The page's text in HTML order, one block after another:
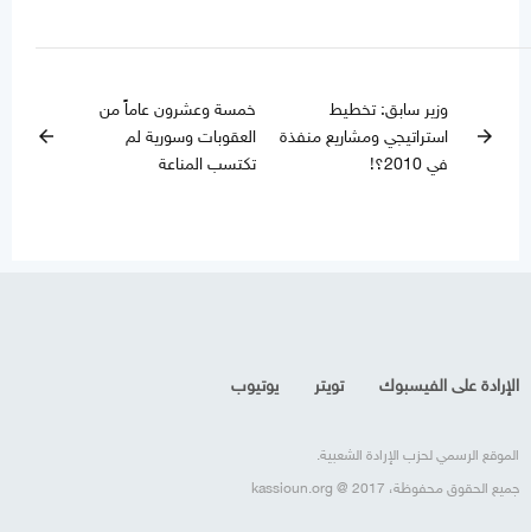
arrow_forward
وزير سابق: تخطيط
استراتيجي ومشاريع منفذة
في 2010؟!
خمسة وعشرون عاماً من
العقوبات وسورية لم
تكتسب المناعة
arrow_back
الإرادة على الفيسبوك تويتر يوتيوب
الموقع الرسمي لحزب الإرادة الشعبية.
جميع الحقوق محفوظة، kassioun.org @ 2017